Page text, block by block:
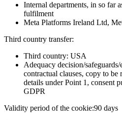
Internal departments, in so far
fulfilment
Meta Platforms Ireland Ltd,
Third country transfer:
Third country: USA
Adequacy decision/
contractual clauses, copy to be
details under Point 1, consent
GDPR
Validity period of the cookie:90 days